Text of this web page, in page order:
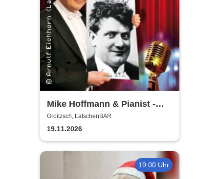
Mike Hoffmann & Pianist -
Nehm´n Sie´n Alten! | Ein Otto
Reutter-Abend
Groitzsch, LatschenBAR
19.11.2026
19:00 Uhr